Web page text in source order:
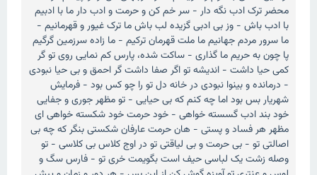
محضر ترک ادب نگه دار - سر خم کن و حرمت و ادب دار ما با ادبیم
با ادب باش - وز بی ادبی گزیده لب باش ما ترک غیور و قهرمانیم -
ما سرور مردم جهانیم ما ملت قهرمان ترکیم - ما زاده سرزمین گرگیم
پا چون به حریم ما گذاری - ساکت شده، پارس کم نمایی روی تو گر
کمی حیا داشت - اندیشه تو اگر صفا داشت گر احمق و بی حیا نبودی
- درمانده و بینوا نبودی در خانه دل تو را چو کس بود - فرمایش
شهریار بس بود اما چه کنم که بی حیایی - تو مظهر جوری و جفایی
خود بند ادب گسسته خواهی - خود حرمت خود شکسته خواهی ای
مظهر هر فساد و پستی - هان حرمت عارفان شکستی بنگر که چه بی
اصالتی تو - بی حرمت و بی لیاقتی تو در اوج کلاس بی کلاسی - تو
وصله زشت یک لباسی حیف است بگویمت خری تو - فارس سگ و